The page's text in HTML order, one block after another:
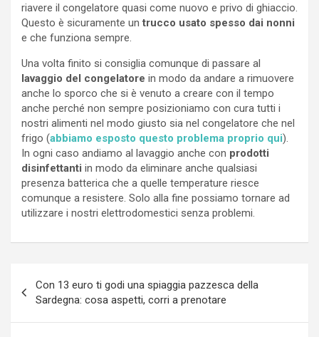
riavere il congelatore quasi come nuovo e privo di ghiaccio.
Questo è sicuramente untrucco usato spesso dai nonni
e che funziona sempre.
Una volta finito si consiglia comunque di passare al
lavaggio del congelatore in modo da andare a rimuovere
anche lo sporco che si è venuto a creare con il tempo
anche perché non sempre posizioniamo con cura tutti i
nostri alimenti nel modo giusto sia nel congelatore che nel
frigo (abbiamo esposto questo problema proprio qui).
In ogni caso andiamo al lavaggio anche con prodotti
disinfettanti in modo da eliminare anche qualsiasi
presenza batterica che a quelle temperature riesce
comunque a resistere. Solo alla fine possiamo tornare ad
utilizzare i nostri elettrodomestici senza problemi.
articoli
Con 13 euro ti godi una spiaggia pazzesca della
Sardegna: cosa aspetti, corri a prenotare